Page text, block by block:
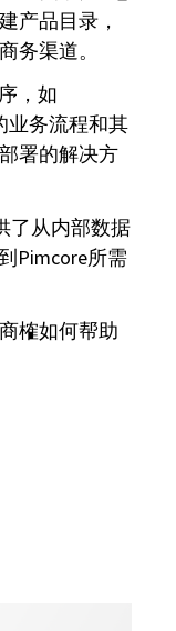
产品目录，
务渠道。
，如
业务流程和其
署的解决方
了从内部数据
Pimcore所需
榷如何帮助